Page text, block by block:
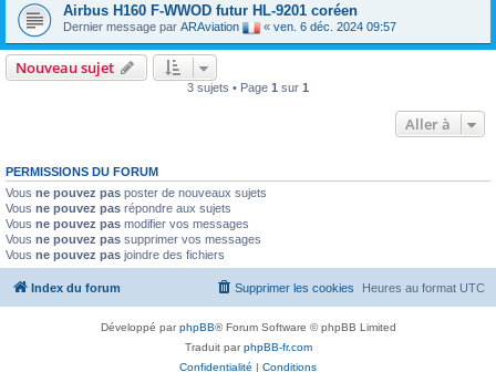
Airbus H160 F-WWOD futur HL-9201 coréen
Dernier message par ARAviation « ven. 6 déc. 2024 09:57
Nouveau sujet
3 sujets • Page 1 sur 1
Aller à
PERMISSIONS DU FORUM
Vous ne pouvez pas poster de nouveaux sujets
Vous ne pouvez pas répondre aux sujets
Vous ne pouvez pas modifier vos messages
Vous ne pouvez pas supprimer vos messages
Vous ne pouvez pas joindre des fichiers
Index du forum Heures au format UTC
Supprimer les cookies
Développé parphpBB® Forum Software © phpBB Limited
Traduit parphpBB-fr.com
Confidentialité | Conditions